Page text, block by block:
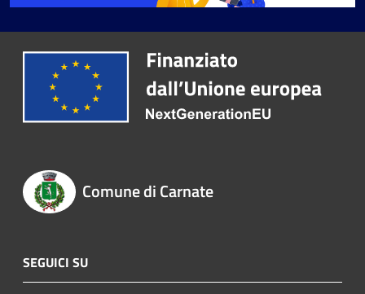
Comune di Carnate
SEGUICI SU